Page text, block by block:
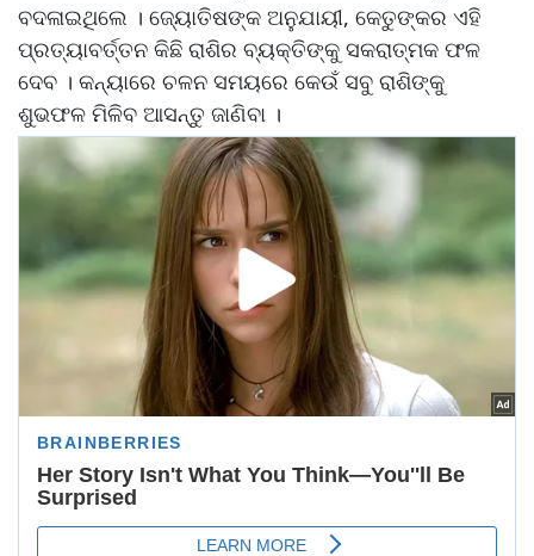
ବଦଳାଇଥିଲେ । ଜ୍ୟୋତିଷଙ୍କ ଅନୁଯାୟୀ, କେତୁଙ୍କର ଏହି
ପ୍ରତ୍ୟାବର୍ତ୍ତନ କିଛି ରାଶିର ବ୍ୟକ୍ତିଙ୍କୁ ସକରାତ୍ମକ ଫଳ
ଦେବ । କନ୍ୟାରେ ଚଳନ ସମୟରେ କେଉଁ ସବୁ ରାଶିଙ୍କୁ
ଶୁଭଫଳ ମିଳିବ ଆସନ୍ତୁ ଜାଣିବା ।